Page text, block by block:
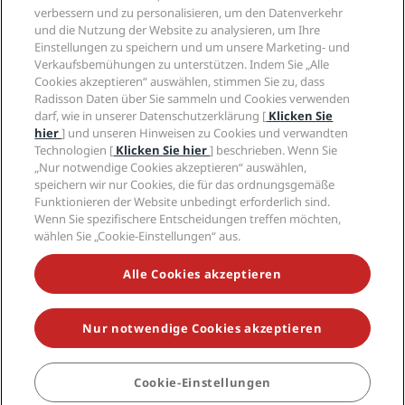
BUCHEN
Familienfreundliche Hotels
Gesundheit & Sicherheit
Karriere PPHE
Karrieren EHL
The Club by RHG
Entwicklungsmöglichkeiten
Responsible Business – Unser Engagement
Einkauf
Privacy Centre
Rechtliche Hinweise
Radisson Rewards Geschäftsbedingungen
Website-Nutzungsvereinbarung
Digitale Barrierefreiheit
Moderne Sklaverei – Erklärung
Hilfe
Verbrauchermeldungen
Kontakt
FAQ
Inhaltsübersicht
Soziale Medien
Marken von Radisson Hotels
VERPASSEN SIE NIEMALS UNSERE BELIEBTESTEN
ANGEBOTE
© 2026 Radisson Hotel Group.Alle Rechte vorbehalten. RHG Radisson
Hotel Group, Radisson, Radisson RED, Radisson Blu, Radisson Collection,
Radisson Individuals, Park Plaza, Park Inn, Country Inn & Suites, Prize by
Radisson, Radisson Rewards und Radisson Meetings sind Warenzeichen
der Radisson Hotel Group.
verbessern und zu personalisieren, um den Datenverkehr
und die Nutzung der Website zu analysieren, um Ihre
Einstellungen zu speichern und um unsere Marketing- und
Verkaufsbemühungen zu unterstützen. Indem Sie „Alle
Cookies akzeptieren“ auswählen, stimmen Sie zu, dass
Radisson Daten über Sie sammeln und Cookies verwenden
darf, wie in unserer Datenschutzerklärung [ Klicken Sie
hier] und unseren Hinweisen zu Cookies und verwandten
Technologien [ Klicken Sie hier] beschrieben. Wenn Sie
„Nur notwendige Cookies akzeptieren“ auswählen,
speichern wir nur Cookies, die für das ordnungsgemäße
Funktionieren der Website unbedingt erforderlich sind.
Wenn Sie spezifischere Entscheidungen treffen möchten,
wählen Sie „Cookie-Einstellungen“ aus.
Alle Cookies akzeptieren
Nur notwendige Cookies akzeptieren
Cookie-Einstellungen